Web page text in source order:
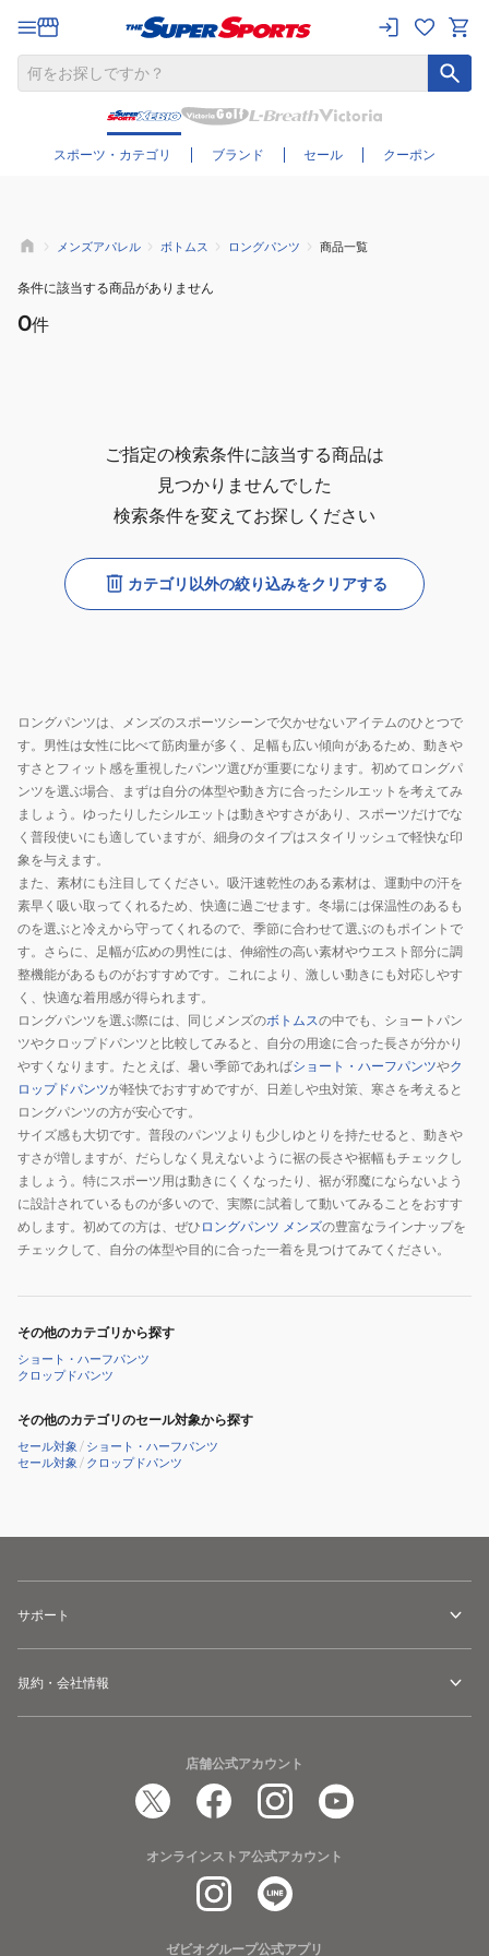
スポーツ・カテゴリ ブランド セール クーポン
さらに絞り込む
メンズアパレル ボトムス ロングパンツ 商品一覧
条件に該当する商品がありません
0件
ご指定の検索条件に該当する商品は
見つかりませんでした
検索条件を変えてお探しください
カテゴリ以外の絞り込みをクリアする
ロングパンツは、メンズのスポーツシーンで欠かせないアイテムのひとつで
す。男性は女性に比べて筋肉量が多く、足幅も広い傾向があるため、動きや
すさとフィット感を重視したパンツ選びが重要になります。初めてロングパ
ンツを選ぶ場合、まずは自分の体型や動き方に合ったシルエットを考えてみ
ましょう。ゆったりしたシルエットは動きやすさがあり、スポーツだけでな
く普段使いにも適していますが、細身のタイプはスタイリッシュで軽快な印
象を与えます。
また、素材にも注目してください。吸汗速乾性のある素材は、運動中の汗を
素早く吸い取ってくれるため、快適に過ごせます。冬場には保温性のあるも
のを選ぶと冷えから守ってくれるので、季節に合わせて選ぶのもポイントで
す。さらに、足幅が広めの男性には、伸縮性の高い素材やウエスト部分に調
整機能があるものがおすすめです。これにより、激しい動きにも対応しやす
く、快適な着用感が得られます。
ロングパンツを選ぶ際には、同じメンズのボトムスの中でも、ショートパン
ツやクロップドパンツと比較してみると、自分の用途に合った長さが分かり
やすくなります。たとえば、暑い季節であればショート・ハーフパンツやク
ロップドパンツが軽快でおすすめですが、日差しや虫対策、寒さを考えると
ロングパンツの方が安心です。
サイズ感も大切です。普段のパンツよりも少しゆとりを持たせると、動きや
すさが増しますが、だらしなく見えないように裾の長さや裾幅もチェックし
ましょう。特にスポーツ用は動きにくくなったり、裾が邪魔にならないよう
に設計されているものが多いので、実際に試着して動いてみることをおすす
めします。初めての方は、ぜひ ロングパンツ メンズの豊富なラインナップを
チェックして、自分の体型や目的に合った一着を見つけてみてください。
その他のカテゴリから探す
ショート・ハーフパンツ
クロップドパンツ
その他のカテゴリのセール対象から探す
セール対象 / ショート・ハーフパンツ
セール対象 / クロップドパンツ
サポート
規約・会社情報
店舗公式アカウント
オンラインストア公式アカウント
ゼビオグループ公式アプリ